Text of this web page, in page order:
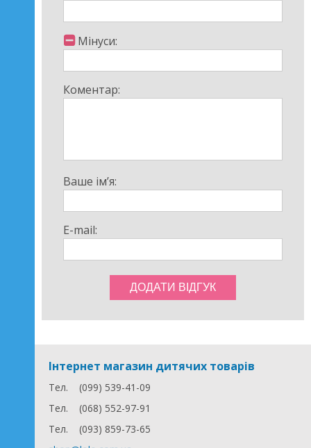
Мінуси:
Коментар:
Ваше ім’я:
E-mail:
Інтернет магазин дитячих товарів
Тел.
(099) 539-41-09
Тел.
(068) 552-97-91
Тел.
(093) 859-73-65